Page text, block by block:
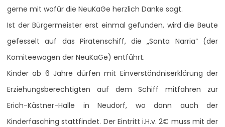
gerne mit wofür die NeuKaGe herzlich Danke sagt.
Ist der Bürgermeister erst einmal gefunden, wird die Beute
gefesselt auf das Piratenschiff, die „Santa Narria“ (der
Komiteewagen der NeuKaGe) entführt.
Kinder ab 6 Jahre dürfen mit Einverständniserklärung der
Erziehungsberechtigten auf dem Schiff mitfahren zur
Erich-Kästner-Halle in Neudorf, wo dann auch der
Kinderfasching stattfindet. Der Eintritt i.H.v. 2€ muss mit der